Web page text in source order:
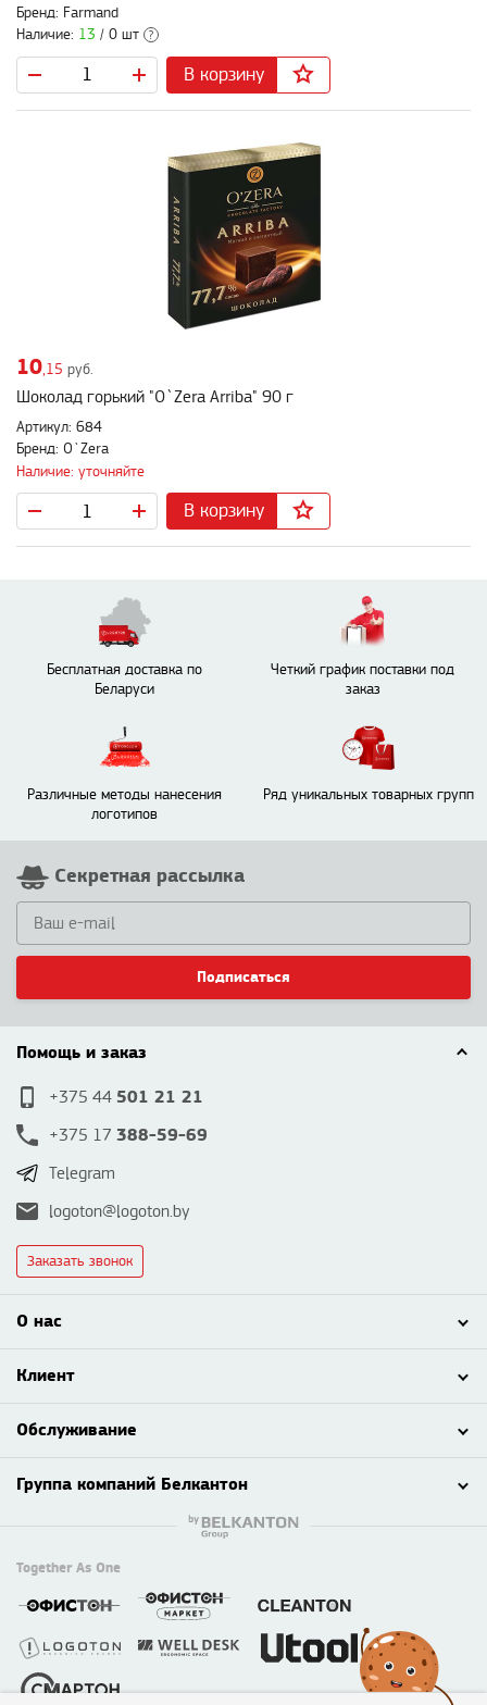
Бренд: Farmand
Наличие: 13 / 0 шт ?
В корзину
10 ,15 руб.
Шоколад горький "O`Zera Arriba" 90 г
Артикул: 684
Бренд: O`Zera
Наличие: уточняйте
В корзину
Бесплатная доставка по
Беларуси
Четкий график поставки под
заказ
Различные методы нанесения
логотипов
Ряд уникальных товарных групп
Секретная рассылка
Подписаться
Помощь и заказ
+375 44 501 21 21
+375 17 388-59-69
Telegram
logoton@logoton.by
Заказать звонок
О нас
Клиент
Обслуживание
Группа компаний Белкантон
Together As One